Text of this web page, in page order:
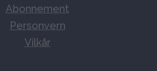
Abonnement
Personvern
Vilkår